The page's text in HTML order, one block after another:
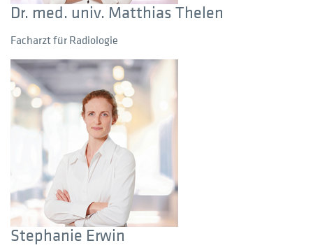
Dr. med. univ. Matthias Thelen
Facharzt für Radiologie
Stephanie Erwin